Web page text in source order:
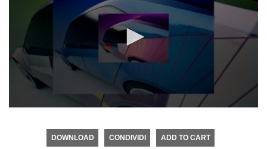
DOWNLOAD CONDIVIDI ADD TO CART